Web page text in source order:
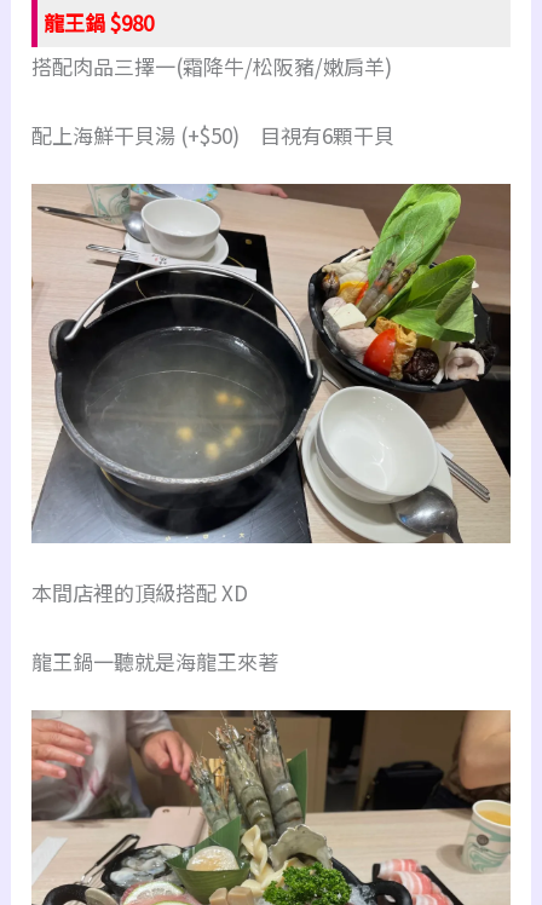
龍王鍋 $980
搭配肉品三擇一(霜降牛/松阪豬/嫩肩羊)
配上海鮮干貝湯 (+$50) 目視有6顆干貝
本間店裡的頂級搭配 XD
龍王鍋一聽就是海龍王來著